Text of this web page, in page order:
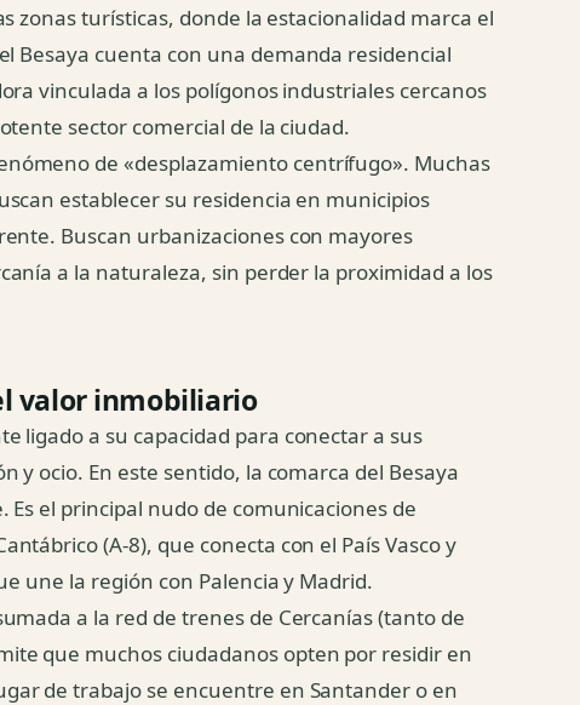
zonas turísticas, donde la estacionalidad marca el
Besaya cuenta con una demanda residencial
vinculada a los polígonos industriales cercanos
sector comercial de la ciudad.
de «desplazamiento centrífugo». Muchas
establecer su residencia en municipios
Buscan urbanizaciones con mayores
a la naturaleza, sin perder la proximidad a los
valor inmobiliario
ligado a su capacidad para conectar a sus
y ocio. En este sentido, la comarca del Besaya
el principal nudo de comunicaciones de
(A-8), que conecta con el País Vasco y
une la región con Palencia y Madrid.
a la red de trenes de Cercanías (tanto de
que muchos ciudadanos opten por residir en
de trabajo se encuentre en Santander o en